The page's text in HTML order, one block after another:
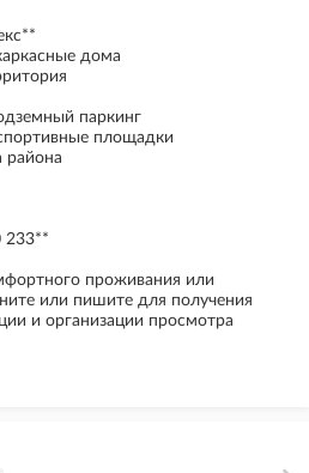
дома
паркинг
площадки
района
233**
проживания или
или пишите для получения
и организации просмотра